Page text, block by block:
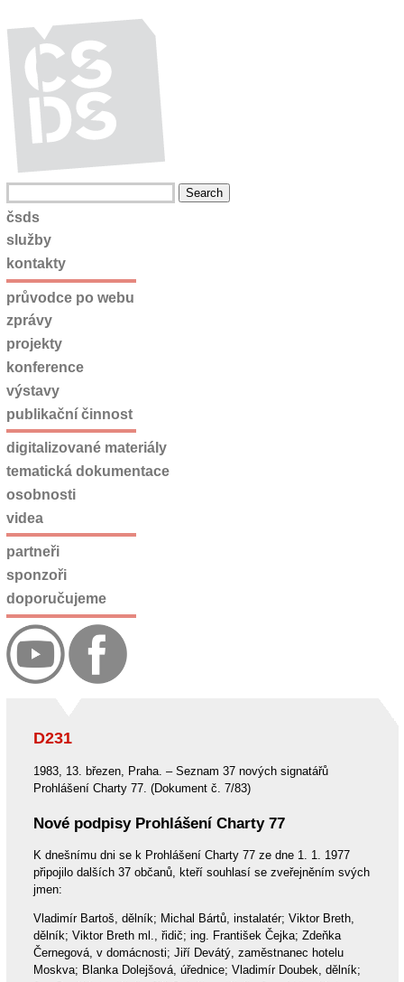
D231
1983, 13. březen, Praha. – Seznam 37 nových signatářů
Prohlášení Charty 77. (Dokument č. 7/83)
Nové podpisy Prohlášení Charty 77
K dnešnímu dni se k Prohlášení Charty 77 ze dne 1. 1. 1977
připojilo dalších 37 občanů, kteří souhlasí se zveřejněním svých
jmen:
Vladimír Bartoš, dělník; Michal Bártů, instalatér; Viktor Breth,
dělník; Viktor Breth ml., řidič; ing. František Čejka; Zdeňka
Černegová, v domácnosti; Jiří Devátý, zaměstnanec hotelu
Moskva; Blanka Dolejšová, úřednice; Vladimír Doubek, dělník;
čsds
služby
kontakty
průvodce po webu
zprávy
projekty
konference
výstavy
publikační činnost
digitalizované materiály
tematická dokumentace
osobnosti
videa
partneři
sponzoři
doporučujeme